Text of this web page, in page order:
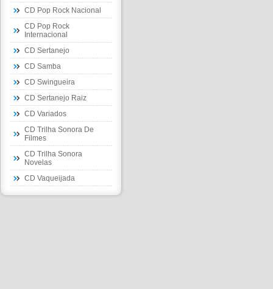
CD Pop Rock Nacional
CD Pop Rock
Internacional
CD Sertanejo
CD Samba
CD Swingueira
CD Sertanejo Raiz
CD Variados
CD Trilha Sonora De
Filmes
CD Trilha Sonora
Novelas
CD Vaqueijada